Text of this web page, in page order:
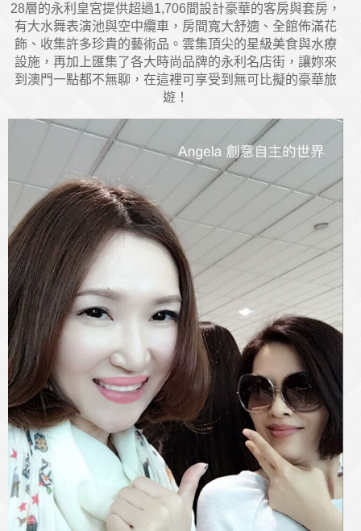
28層的永利皇宮提供超過1,706間設計豪華的客房與套房，
有大水舞表演池與空中纜車，房間寬大舒適、全館佈滿花
飾、收集許多珍貴的藝術品。雲集頂尖的星級美食與水療
設施，再加上匯集了各大時尚品牌的永利名店街，讓妳來
到澳門一點都不無聊，在這裡可享受到無可比擬的豪華旅
遊！